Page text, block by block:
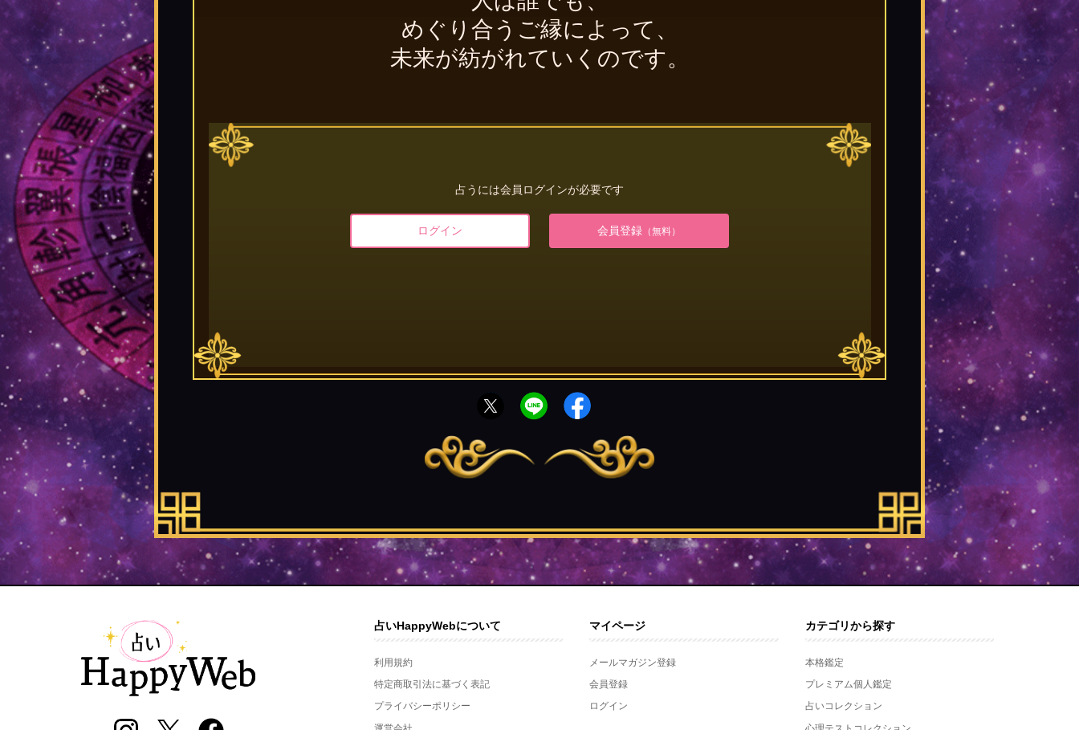
めぐり合うご縁によって、
未来が紡がれていくのです。
占うには会員ログインが必要です
ログイン 会員登録 （無料）
占いHappyWebについて
利用規約
特定商取引法に基づく表記
プライバシーポリシー
マイページ
メールマガジン登録
会員登録
ログイン
カテゴリから探す
本格鑑定
プレミアム個人鑑定
占いコレクション